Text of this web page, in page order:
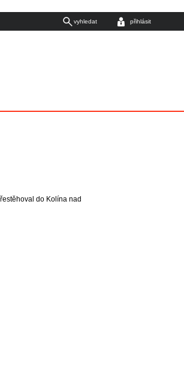
do Kolína nad
vyhledat přihlásit